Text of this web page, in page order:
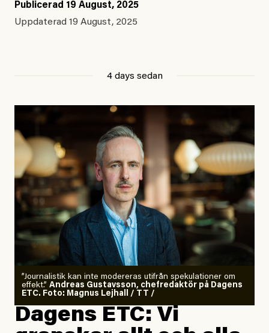
Publicerad 19 August, 2025
Uppdaterad 19 August, 2025
4 days sedan
”Journalistik kan inte modereras utifrån spekulationer om
effekt.” Andreas Gustavsson, chefredaktör på Dagens
ETC. Foto: Magnus Lejhall / TT /
Dagens ETC: Vi